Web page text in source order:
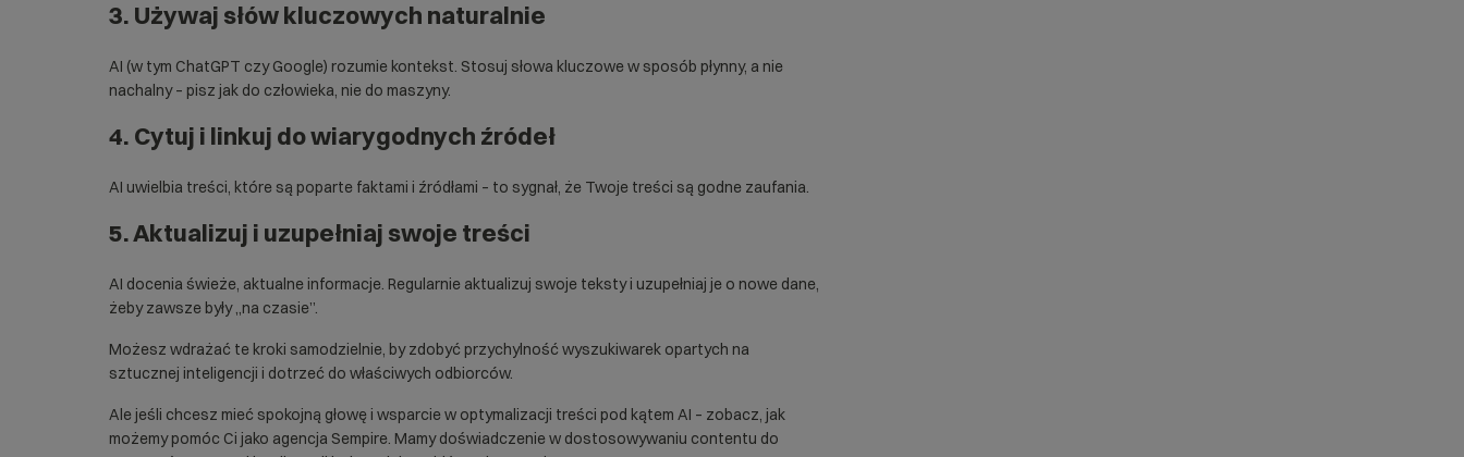
3. Używaj słów kluczowych naturalnie
AI (w tym ChatGPT czy Google) rozumie kontekst. Stosuj słowa kluczowe w sposób płynny, a nie
nachalny – pisz jak do człowieka, nie do maszyny.
4. Cytuj i linkuj do wiarygodnych źródeł
AI uwielbia treści, które są poparte faktami i źródłami – to sygnał, że Twoje treści są godne zaufania.
5. Aktualizuj i uzupełniaj swoje treści
AI docenia świeże, aktualne informacje. Regularnie aktualizuj swoje teksty i uzupełniaj je o nowe dane,
żeby zawsze były „na czasie”.
Możesz wdrażać te kroki samodzielnie, by zdobyć przychylność wyszukiwarek opartych na
sztucznej inteligencji i dotrzeć do właściwych odbiorców.
Ale jeśli chcesz mieć spokojną głowę i wsparcie w optymalizacji treści pod kątem AI – zobacz, jak
możemy pomóc Ci jako agencja Sempire. Mamy doświadczenie w dostosowywaniu contentu do